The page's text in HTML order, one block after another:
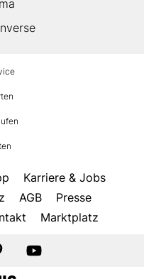
Karriere & Jobs
AGB
Presse
Marktplatz